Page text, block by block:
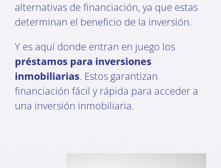
alternativas de financiación, ya que estas
determinan el beneficio de la inversión.
Y es aquí donde entran en juego los
préstamos para inversiones
inmobiliarias. Estos garantizan
financiación fácil y rápida para acceder a
una inversión inmobiliaria.